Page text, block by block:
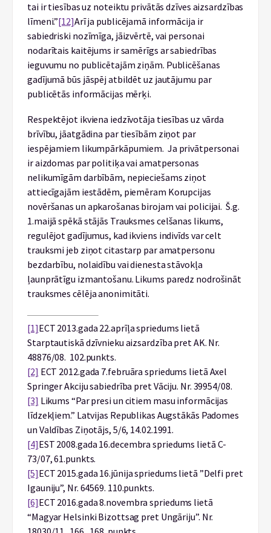
tai ir tiesības uz noteiktu privātās dzīves aizsardzības
līmeni.”[12]Arī ja publicējamā informācija ir
sabiedriski nozīmīga, jāizvērtē, vai personai
nodarītais kaitējums ir samērīgs ar sabiedrības
ieguvumu no publicētajām ziņām. Publicēšanas
gadījumā būs jāspēj atbildēt uz jautājumu par
publicētās informācijas mērķi.
Respektējot ikviena iedzīvotāja tiesības uz vārda
brīvību, jāatgādina par tiesībām ziņot par
iespējamiem likumpārkāpumiem. Ja privātpersonai
ir aizdomas par politiķa vai amatpersonas
nelikumīgām darbībām, nepieciešams ziņot
attiecīgajām iestādēm, piemēram Korupcijas
novēršanas un apkarošanas birojam vai policijai. Š.g.
1.maijā spēkā stājās Trauksmes celšanas likums,
regulējot gadījumus, kad ikviens indivīds var celt
trauksmi jeb ziņot citastarp par amatpersonu
bezdarbību, nolaidību vai dienesta stāvokļa
ļaunprātīgu izmantošanu. Likums paredz nodrošināt
trauksmes cēlēja anonimitāti.
[1]ECT 2013.gada 22.aprīļa spriedums lietā
Starptautiskā dzīvnieku aizsardzība pret AK. Nr.
48876/08. 102.punkts.
[2] ECT 2012.gada 7.februāra spriedums lietā Axel
Springer Akciju sabiedrība pret Vāciju. Nr. 39954/08.
[3] Likums “Par presi un citiem masu informācijas
līdzekļiem.” Latvijas Republikas Augstākās Padomes
un Valdības Ziņotājs, 5/6, 14.02.1991.
[4]EST 2008.gada 16.decembra spriedums lietā C-
73/07, 61.punkts.
[5]ECT 2015.gada 16.jūnija spriedums lietā ”Delfi pret
Igauniju”, Nr. 64569. 110.punkts.
[6]ECT 2016.gada 8.novembra spriedums lietā
“Magyar Helsinki Bizottsag pret Ungāriju”. Nr.